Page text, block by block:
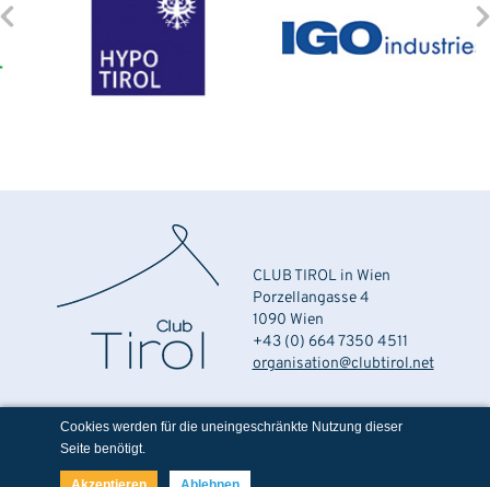
CLUB TIROL in Wien
Porzellangasse 4
1090 Wien
+43 (0) 664 7350 4511
organisation@clubtirol.net
Cookies werden für die uneingeschränkte Nutzung dieser
Seite benötigt.